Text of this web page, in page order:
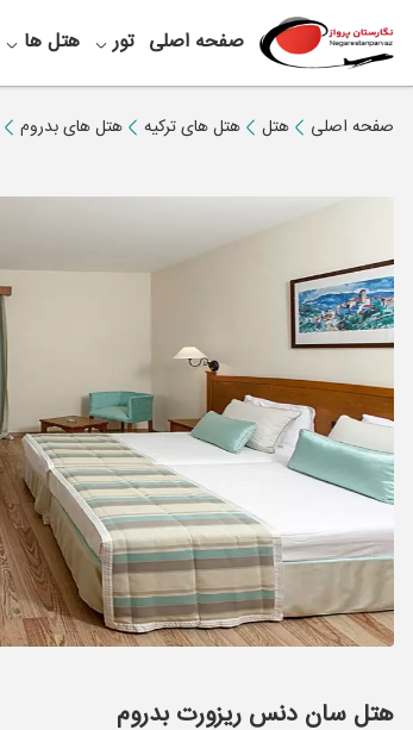
صفحه اصلی تور هتل ها
صفحه اصلی هتل هتل های ترکیه هتل های بدروم
هتل سان دنس ریزورت بدروم